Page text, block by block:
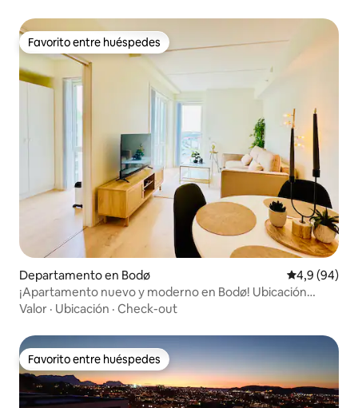
Favorito entre huéspedes
Favorito entre huéspedes
Departamento en Bodø Calificación
4,9 (94)
¡Apartamento nuevo y moderno en Bodø! Ubicación
inmejorable
Valor · Ubicación · Check-out
Favorito entre huéspedes
Favorito entre huéspedes